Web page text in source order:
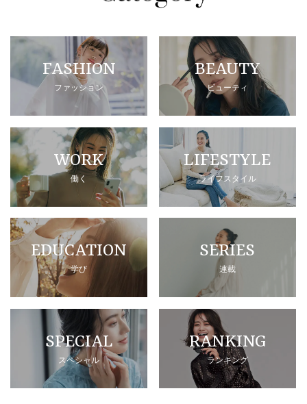
FASHION
ファッション
BEAUTY
ビューティ
WORK
働く
LIFESTYLE
ライフスタイル
EDUCATION
学び
SERIES
連載
SPECIAL
スペシャル
RANKING
ランキング